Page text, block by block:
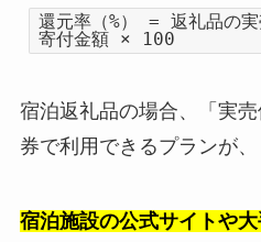
還元率（%） = 返礼品の
寄付金額 × 100
宿泊返礼品の場合、「実
券で利用できるプランが、
宿泊施設の公式サイトや